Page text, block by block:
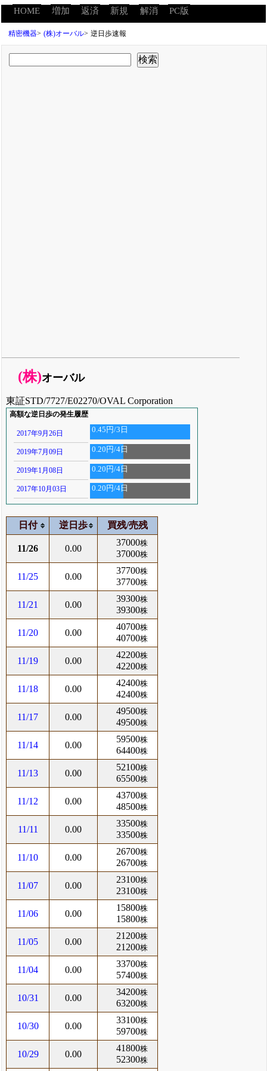
HOME 増加 返済 新規 解消 PC版
精密機器> (株)オーバル> 逆日歩速報
(株)オーバル
東証STD/7727/E02270/OVAL Corporation
高額な逆日歩の発生履歴
2017年9月26日 0.45円/3日
2019年7月09日 0.20円/4日
2019年1月08日 0.20円/4日
2017年10月03日 0.20円/4日
日付 逆日歩 買残/売残
11/26 0.00
37000株
37000株
11/25 0.00
37700株
37700株
11/21 0.00
39300株
39300株
11/20 0.00
40700株
40700株
11/19 0.00
42200株
42200株
11/18 0.00
42400株
42400株
11/17 0.00
49500株
49500株
11/14 0.00
59500株
64400株
11/13 0.00
52100株
65500株
11/12 0.00
43700株
48500株
11/11 0.00
33500株
33500株
11/10 0.00
26700株
26700株
11/07 0.00
23100株
23100株
11/06 0.00
15800株
15800株
11/05 0.00
21200株
21200株
11/04 0.00
33700株
57400株
10/31 0.00
34200株
63200株
10/30 0.00
33100株
59700株
10/29 0.00
41800株
52300株